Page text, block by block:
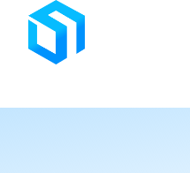
Saltar
contenido